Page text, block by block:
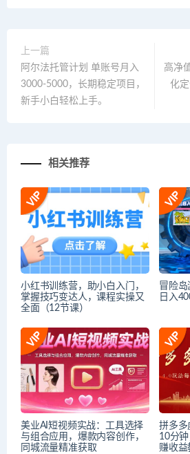
上一篇
阿尔法托管计划 单账号月入
3000-5000，长期稳定项目，
新手小白轻松上手。
高净
化
相关推荐
小红书训练营，助小白入门，
掌握技巧变达人，课程实操又
全面（12节课）
冒险岛
日入
美业AI短视频实战：工具选择
与组合应用，爆款内容创作，
同城流量精准获取
拼多多
10分
赚收益